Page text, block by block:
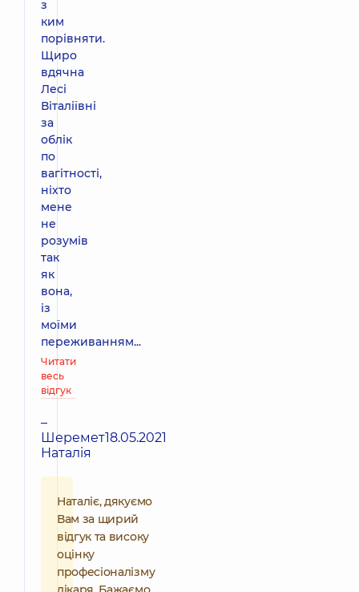
з
ким
порівняти.
Щиро
вдячна
Лесі
Віталіївні
за
облік
по
вагітності,
ніхто
мене
не
розумів
так
як
вона,
із
моїми
переживанням...
Читати
весь
відгук
–
Шеремет
Наталія
18.05.2021
Наталіє, дякуємо
Вам за щирий
відгук та високу
оцінку
професіоналізму